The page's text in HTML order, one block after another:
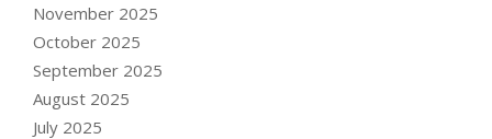
November 2025
October 2025
September 2025
August 2025
July 2025